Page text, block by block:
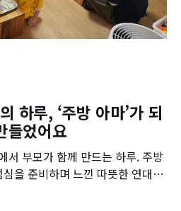
하루, ‘주방 아마’가 되
들었어요
서 부모가 함께 만드는 하루. 주방
을 준비하며 느낀 따뜻한 연대와